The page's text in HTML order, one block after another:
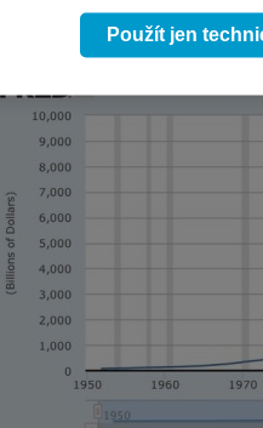
nákup vlastních podílů. Míra firemního
Použít jen